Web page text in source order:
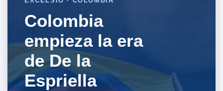
Colombia
empieza la era
de De la
Espriella